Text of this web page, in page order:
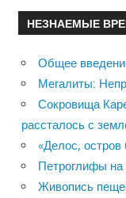
НЕЗНАЕМЫЕ
Общее
Мегалиты:
Сокровища
рассталось с
«Делос, остров
Петроглифы
Живопись